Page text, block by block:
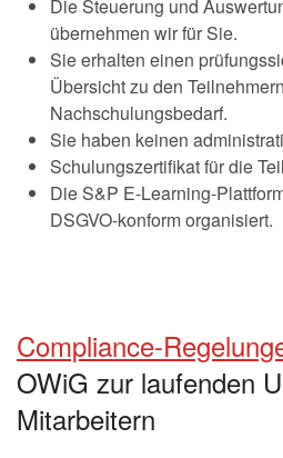
Die Steuerung und
übernehmen wir für Sie.
Sie erhalten einen
Übersicht zu den
Nachschulungsbedarf.
Sie haben keinen
Schulungszertifikat für die
Die S&P E-Learning-
DSGVO-konform organisiert.
Compliance-
OWiG zur laufenden
Mitarbeitern